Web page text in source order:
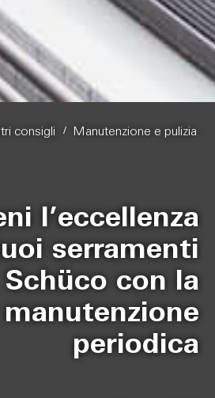
consigli / Manutenzione e pulizia
l’eccellenza
serramenti
Schüco con la
manutenzione
periodica